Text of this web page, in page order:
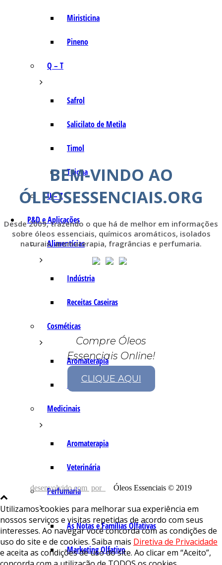
Miristicina
Pineno
Q – T
Safrol
Salicilato de Metila
Timol
Tujona
U – Z
P&D e Aplicações
Alimentícias
Indústria
Receitas Caseiras
Cosméticas
Aromaterapia
Fórmulas Caseiras
Medicinais
Aromaterapia
Veterinária
Perfumaria
As Notas e Famílias Olfativas
Marketing Olfativo
BEM-VINDO AO
ÓLEOSESSENCIAIS.ORG
Desde 2009, trazendo o que há de melhor em informações
sobre óleos essenciais, químicos aromáticos, isolados
naturais, aromaterapia, fragrâncias e perfumaria.
Compre Óleos
Essenciais Online!
CLIQUE AQUI
desenvolvido com por Óleos Essenciais © 2019
Utilizamos cookies para melhorar sua experiência em
nossos serviços e visitas repetidas de acordo com seus
interesses. Ao navegar você concorda com as condições de
uso do site e de cookies. Saiba mais Diretiva de Privacidade
e aceita as condições de uso do site. Ao clicar em “Aceito”,